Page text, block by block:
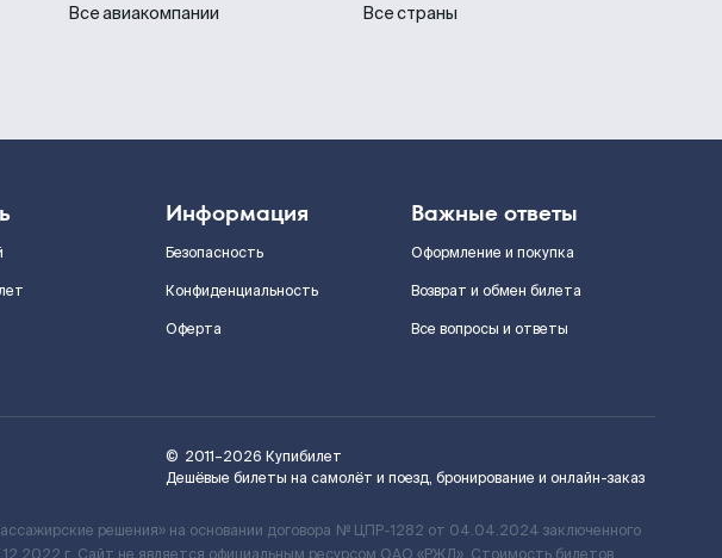
Все авиакомпании
Все страны
Информация
Безопасность
Конфиденциальность
Оферта
Важные ответы
Оформление и покупка
Возврат и обмен билета
Все вопросы и ответы
© 2011–2026 Купибилет
Дешёвые билеты на самолёт и поезд, бронирование и онлайн-заказ
решения» на основании договора № ЦПР-1282 от 04.04.2024 заключенного